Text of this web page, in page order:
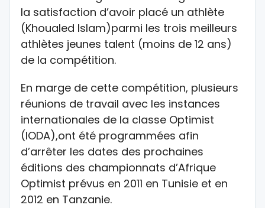
la satisfaction d’avoir placé un athlète
(Khoualed Islam)parmi les trois meilleurs
athlètes jeunes talent (moins de 12 ans)
de la compétition.
En marge de cette compétition, plusieurs
réunions de travail avec les instances
internationales de la classe Optimist
(IODA),ont été programmées afin
d’arrêter les dates des prochaines
éditions des championnats d’Afrique
Optimist prévus en 2011 en Tunisie et en
2012 en Tanzanie.